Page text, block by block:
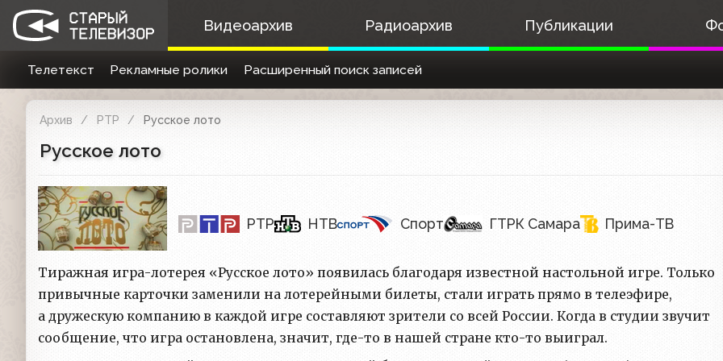
Видеоархив Радиоархив Публикации
Телетекст Рекламные ролики Расширенный поиск записей
Архив РТР Русское лото
Русское лото
РТР НТВ Спорт ГТРК Самара Прима-ТВ
Тиражная игра-лотерея «Русское лото» появилась благодаря известной настольной игре. Только
привычные карточки заменили на лотерейными билеты, стали играть прямо в телеэфире,
а дружескую компанию в каждой игре составляют зрители со всей России. Когда в студии звучит
сообщение, что игра остановлена, значит, где-то в нашей стране кто-то выиграл.